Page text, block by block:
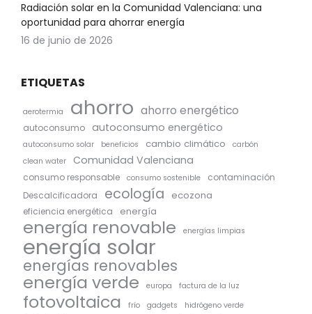
Radiación solar en la Comunidad Valenciana: una
oportunidad para ahorrar energía
16 de junio de 2026
ETIQUETAS
aerotermia ahorro ahorro energético
autoconsumo autoconsumo energético
autoconsumo solar beneficios cambio climático
carbón
clean water
Comunidad Valenciana
consumo responsable consumo sostenible
contaminación
Descalcificadora
ecología ecozona
eficiencia energética energía
energía renovable energías limpias
energía solar
energías renovables
energía verde europa factura de la luz
fotovoltaica frío gadgets hidrógeno verde